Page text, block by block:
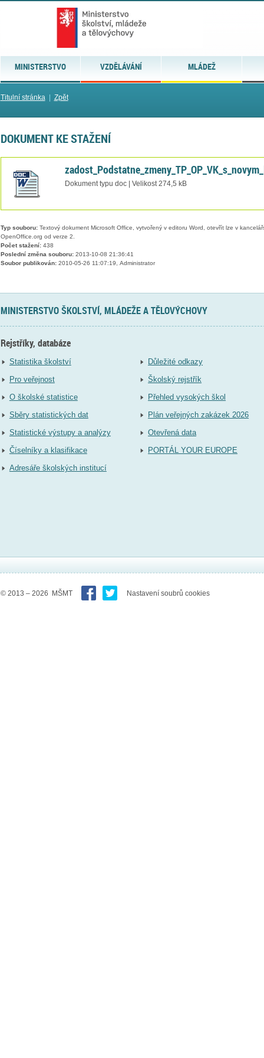
MINISTERSTVO VZDĚLÁVÁNÍ MLÁDEŽ
Titulní stránka| Zpět
DOKUMENT KE STAŽENÍ
Dokument typu doc | Velikost 274,5 kB
Typ souboru:Textový dokument Microsoft Office, vytvořený v editoru Word, otevřít lze v
OpenOffice.org od verze 2.
Počet stažení:438
Poslední změna souboru:2013-10-08 21:36:41
Soubor publikován:2010-05-26 11:07:19, Administrator
MINISTERSTVO ŠKOLSTVÍ, MLÁDEŽE A TĚLOVÝCHOVY
Rejstříky, databáze
Statistika školství
Pro veřejnost
O školské statistice
Sběry statistických dat
Statistické výstupy a analýzy
Číselníky a klasifikace
Adresáře školských institucí
Důležité odkazy
Školský rejstřík
Přehled vysokých škol
Plán veřejných zakázek 2026
Otevřená data
PORTÁL YOUR EUROPE
© 2013 – 2026 MŠMT Nastavení soubrů cookies